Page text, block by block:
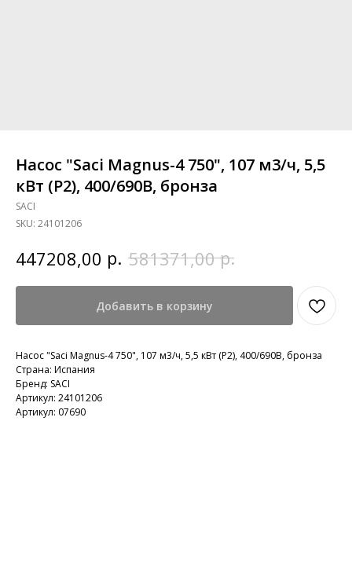
Насос "Saci Magnus-4 750", 107 м3/ч, 5,5
кВт (P2), 400/690B, бронза
SACI
SKU: 24101206
447208,00 р. 581371,00 р.
Добавить в корзину
Насос "Saci Magnus-4 750", 107 м3/ч, 5,5 кВт (P2), 400/690B, бронза
Страна: Испания
Бренд: SACI
Артикул: 24101206
Артикул: 07690